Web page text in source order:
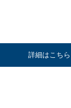
詳細はこちら